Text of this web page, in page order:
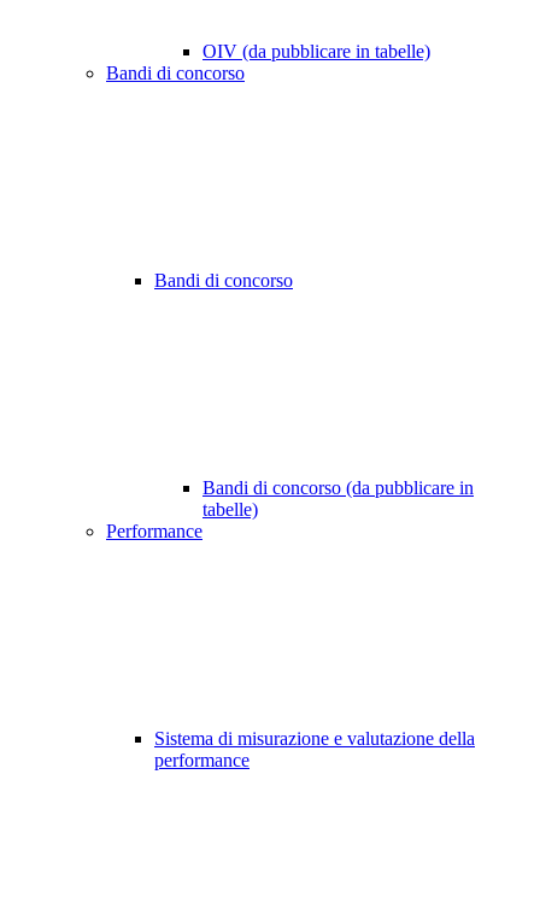
OIV (da pubblicare in tabelle)
Bandi di concorso
Bandi di concorso
Bandi di concorso (da pubblicare in
tabelle)
Performance
Sistema di misurazione e valutazione della
performance